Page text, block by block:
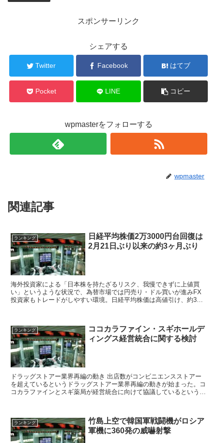
スポンサーリンク
シェアする
Twitter Facebook はてブ
Pocket LINE コピー
wpmasterをフォローする
wpmaster
関連記事
ランキング
日経平均株価2万3000円台回復は
2月21日ぶり以来の約3ヶ月ぶり
海外投資家による「日本株を持たざるリスク、我慢できずに上値買
い」というような状況で、為替市場では円売り・ドル買いが進みFX
投資家もトレードがしやすい環境。日経平均株価は高値引け、約3ヶ
ランキング
ココカラファイン・スギホールデ
ィングス経営統合に関する検討
ドラッグストアー業界再編の動き 出店数がコンビニエンスストアー
を超えているというドラッグストアー業界再編の動きが始まった。コ
コカラファインとスギ薬局が経営統合に向けて協議しているという報
ランキング
竹島上空で韓国軍戦闘機がロシア
軍機に360発の威嚇射撃